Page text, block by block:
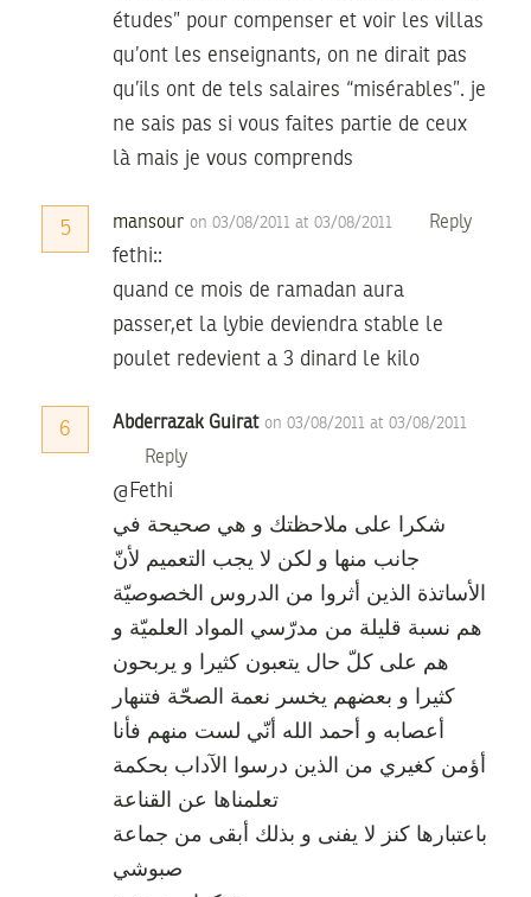
études” pour compenser et voir les villas
qu’ont les enseignants, on ne dirait pas
qu’ils ont de tels salaires “misérables”. je
ne sais pas si vous faites partie de ceux
là mais je vous comprends
5 mansour on 03/08/2011 at 03/08/2011 Reply
fethi::
quand ce mois de ramadan aura
passer,et la lybie deviendra stable le
poulet redevient a 3 dinard le kilo
6 Abderrazak Guirat on 03/08/2011 at 03/08/2011
Reply
@Fethi
شكرا على ملاحظتك و هي صحيحة في
جانب منها و لكن لا يجب التعميم لأنّ
الأساتذة الذين أثروا من الدروس الخصوصيّة
هم نسبة قليلة من مدرّسي المواد العلميّة و
هم على كلّ حال يتعبون كثيرا و يربحون
كثيرا و بعضهم يخسر نعمة الصحّة فتنهار
أعصابه و أحمد الله أنّي لست منهم فأنا
أؤمن كغيري من الذين درسوا الآداب بحكمة
تعلمناها عن القناعة
باعتبارها كنز لا يفنى و بذلك أبقى من جماعة
صبوشي